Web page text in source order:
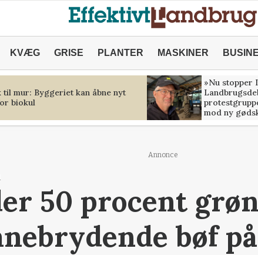
KVÆG GRISE PLANTER MASKINER
til mur: Byggeriet kan åbne nyt
biokul
»Nu stopper
mod ny
Annonce
50 procent
bøf